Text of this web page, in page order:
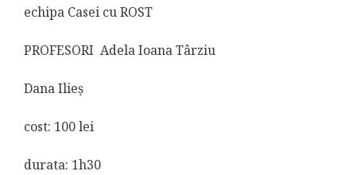
echipa Casei cu ROST
PROFESORI Adela Ioana Târziu
Dana Ilieș
cost: 100 lei
durata: 1h30